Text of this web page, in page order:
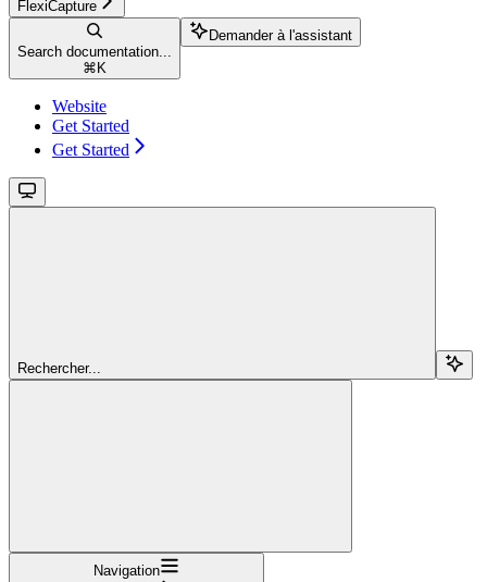
FlexiCapture
Search documentation...
⌘ K
Demander à l'assistant
Website
Get Started
Get Started
Rechercher...
Navigation